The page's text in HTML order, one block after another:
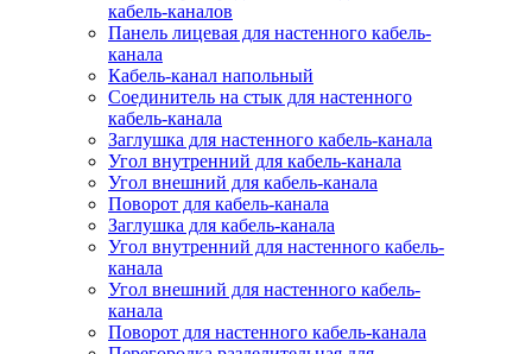
кабель-каналов
Панель лицевая для настенного кабель-
канала
Кабель-канал напольный
Соединитель на стык для настенного
кабель-канала
Заглушка для настенного кабель-канала
Угол внутренний для кабель-канала
Угол внешний для кабель-канала
Поворот для кабель-канала
Заглушка для кабель-канала
Угол внутренний для настенного кабель-
канала
Угол внешний для настенного кабель-
канала
Поворот для настенного кабель-канала